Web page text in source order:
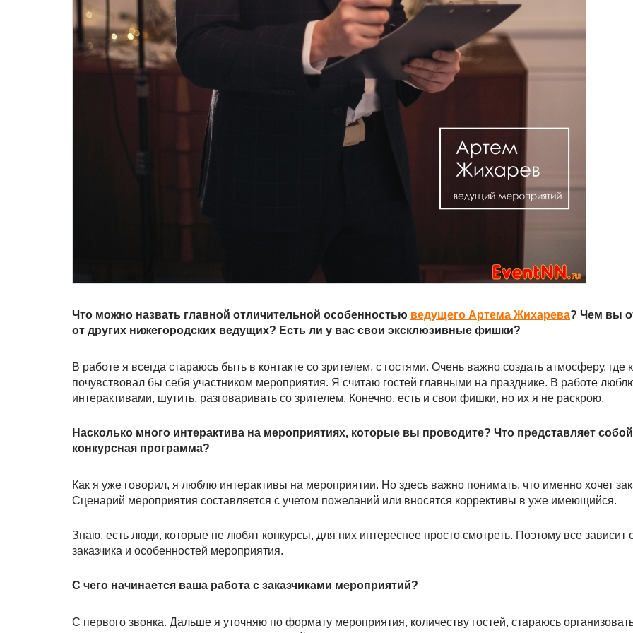
Что можно назвать главной отличительной особенностью ведущего Артема Жихарева? Чем вы
от других нижегородских ведущих? Есть ли у вас свои эксклюзивные фишки?
В работе я всегда стараюсь быть в контакте со зрителем, с гостями. Очень важно создать атмосферу, где
почувствовал бы себя участником мероприятия. Я считаю гостей главными на празднике. В работе
интерактивами, шутить, разговаривать со зрителем. Конечно, есть и свои фишки, но их я не раскрою.
Насколько много интерактива на мероприятиях, которые вы проводите? Что представляет
конкурсная программа?
Как я уже говорил, я люблю интерактивы на мероприятии. Но здесь важно понимать, что именно хочет
Сценарий мероприятия составляется с учетом пожеланий или вносятся коррективы в уже имеющийся.
Знаю, есть люди, которые не любят конкурсы, для них интереснее просто смотреть. Поэтому все зависит
заказчика и особенностей мероприятия.
С чего начинается ваша работа с заказчиками мероприятий?
С первого звонка. Дальше я уточняю по формату мероприятия, количеству гостей, стараюсь